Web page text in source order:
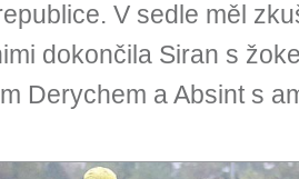
V sedle měl
dokončila Siran s
Derychem a Absint s